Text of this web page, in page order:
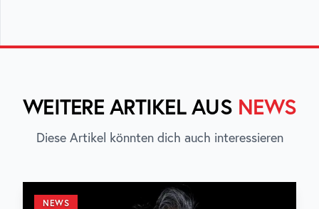
WEITERE ARTIKEL AUS NEWS
Diese Artikel könnten dich auch interessieren
NEWS